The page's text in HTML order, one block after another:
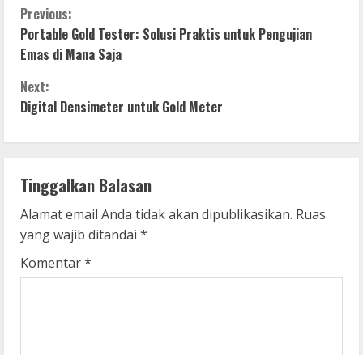
C
o
n
t
i
n
u
e
Previous:
Portable Gold Tester: Solusi Praktis untuk Pengujian
Emas di Mana Saja
Next:
Digital Densimeter untuk Gold Meter
Tinggalkan Balasan
Alamat email Anda tidak akan dipublikasikan. Ruas
yang wajib ditandai *
Komentar*